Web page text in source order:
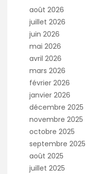
août 2026
juillet 2026
juin 2026
mai 2026
avril 2026
mars 2026
février 2026
janvier 2026
décembre 2025
novembre 2025
octobre 2025
septembre 2025
août 2025
juillet 2025